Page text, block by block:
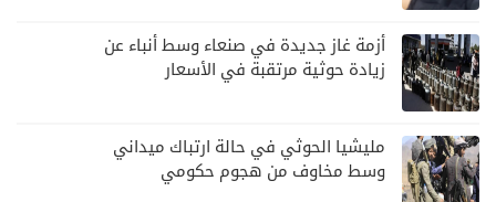
أزمة غاز جديدة في صنعاء وسط أنباء عن
زيادة حوثية مرتقبة في الأسعار
مليشيا الحوثي في حالة ارتباك ميداني
وسط مخاوف من هجوم حكومي